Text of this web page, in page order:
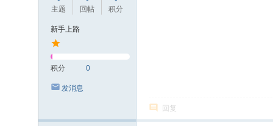
主题
回帖
积分
新手上路
积分 0
发消息
回复